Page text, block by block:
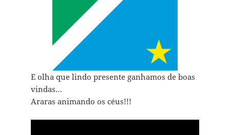
E olha que lindo presente ganhamos de boas
vindas…
Araras animando os céus!!!